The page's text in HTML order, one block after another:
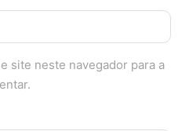
site neste navegador para a